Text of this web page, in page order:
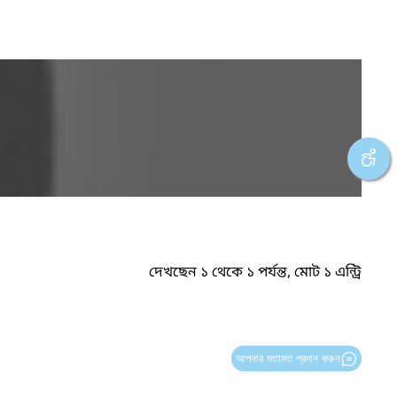
দেখছেন ১ থেকে ১ পর্যন্ত, মোট ১ এন্ট্রি
আপনার মতামত প্রদান করুন